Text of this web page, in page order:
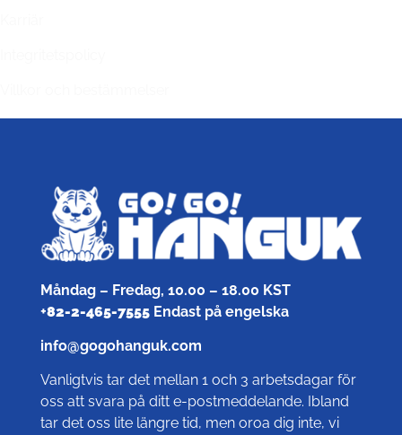
Måndag – Fredag, 10.00 – 18.00 KST
+82-2-465-7555Endast på engelska
info@gogohanguk.com
Vanligtvis tar det mellan 1 och 3 arbetsdagar för
oss att svara på ditt e-postmeddelande. Ibland
tar det oss lite längre tid, men oroa dig inte, vi